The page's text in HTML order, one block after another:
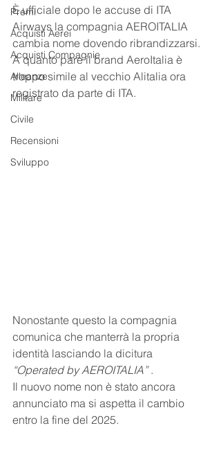
Premi
Acquisti Aerei
Acquisti Compagnie
Alleanze
Militare
Civile
Recensioni
Sviluppo
È ufficiale dopo le accuse di ITA
Airways la compagnia AEROITALIA
cambia nome dovendo ribrandizzarsi.
A quanto pare il brand AeroItalia è
troppo simile al vecchio Alitalia ora
registrato da parte di ITA.
Nonostante questo la compagnia
comunica che manterrà la propria
identità lasciando la dicitura
“Operated by AEROITALIA” .
Il nuovo nome non è stato ancora
annunciato ma si aspetta il cambio
entro la fine del 2025.